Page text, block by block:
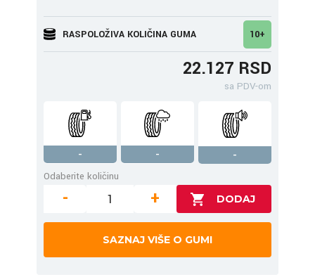
RASPOLOŽIVA KOLIČINA GUMA 10+
22.127 RSD
sa PDV-om
- -
-
Odaberite količinu
- +
SAZNAJ VIŠE O GUMI